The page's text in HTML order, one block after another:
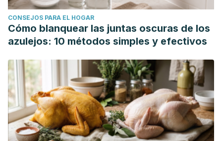
CONSEJOS PARA EL HOGAR
Cómo blanquear las juntas oscuras de los
azulejos: 10 métodos simples y efectivos